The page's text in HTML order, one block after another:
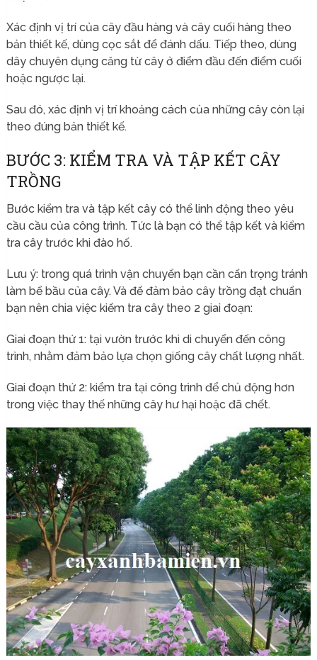
Xác định vị trí của cây đầu hàng và cây cuối hàng theo
bản thiết kế, dùng cọc sắt để đánh dấu. Tiếp theo, dùng
dây chuyên dụng căng từ cây ở điểm đầu đến điểm cuối
hoặc ngược lại.
Sau đó, xác định vị trí khoảng cách của những cây còn lại
theo đúng bản thiết kế.
BƯỚC 3: KIỂM TRA VÀ TẬP KẾT CÂY
TRỒNG
Bước kiểm tra và tập kết cây có thể linh động theo yêu
cầu cầu của công trình. Tức là bạn có thể tập kết và kiểm
tra cây trước khi đào hố.
Lưu ý: trong quá trình vận chuyển bạn cần cẩn trọng tránh
làm bể bầu của cây. Và để đảm bảo cây trồng đạt chuẩn
bạn nên chia việc kiểm tra cây theo 2 giai đoạn:
Giai đoạn thứ 1: tại vườn trước khi di chuyển đến công
trình, nhằm đảm bảo lựa chọn giống cây chất lượng nhất.
Giai đoạn thứ 2: kiểm tra tại công trình để chủ động hơn
trong việc thay thế những cây hư hại hoặc đã chết.